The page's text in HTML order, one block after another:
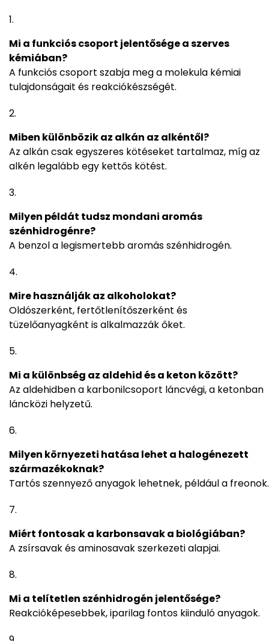
Mi a funkciós csoport jelentősége a szerves
kémiában?
A funkciós csoport szabja meg a molekula kémiai
tulajdonságait és reakciókészségét.
Miben különbözik az alkán az alkéntől?
Az alkán csak egyszeres kötéseket tartalmaz, míg az
alkén legalább egy kettős kötést.
Milyen példát tudsz mondani aromás
szénhidrogénre?
A benzol a legismertebb aromás szénhidrogén.
Mire használják az alkoholokat?
Oldószerként, fertőtlenítőszerként és
tüzelőanyagként is alkalmazzák őket.
Mi a különbség az aldehid és a keton között?
Az aldehidben a karbonilcsoport láncvégi, a ketonban
láncközi helyzetű.
Milyen környezeti hatása lehet a halogénezett
származékoknak?
Tartós szennyező anyagok lehetnek, például a freonok.
Miért fontosak a karbonsavak a biológiában?
A zsírsavak és aminosavak szerkezeti alapjai.
Mi a telítetlen szénhidrogén jelentősége?
Reakcióképesebbek, iparilag fontos kiinduló anyagok.